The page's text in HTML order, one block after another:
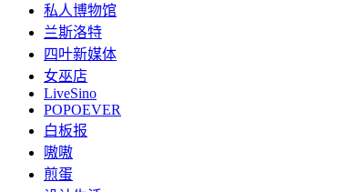
私人博物馆
兰斯洛特
四叶新媒体
女巫店
LiveSino
POPOEVER
白板报
嗷嗷
煎蛋